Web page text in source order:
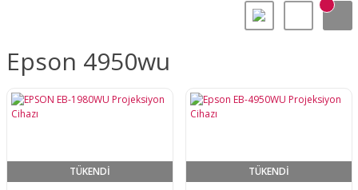
Epson 4950wu
TÜKENDİ TÜKENDİ